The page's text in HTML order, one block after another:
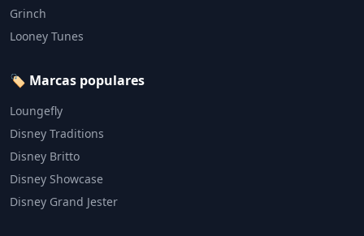
Grinch
Looney Tunes
🏷️ Marcas populares
Loungefly
Disney Traditions
Disney Britto
Disney Showcase
Disney Grand Jester